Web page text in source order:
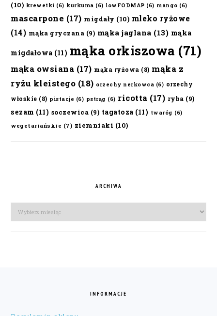
(10) krewetki (6) kurkuma (6) lowFODMAP (6) mango (6)
mascarpone (17) migdały (10) mleko ryżowe
(14) mąka gryczana (9) mąka jaglana (13) mąka
migdałowa (11) mąka orkiszowa (71)
mąka owsiana (17) mąka ryżowa (8) mąka z
ryżu kleistego (18) orzechy nerkowca (6) orzechy
włoskie (8) pistacje (6) pstrąg (6) ricotta (17) ryba (9)
sezam (11) soczewica (9) tagatoza (11) twaróg (6)
wegetariańskie (7) ziemniaki (10)
ARCHIWA
Archiwa
INFORMACJE